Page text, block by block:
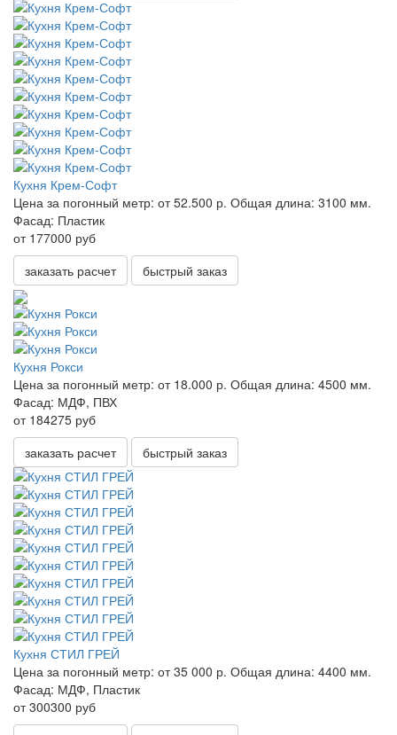
Кухня Крем-Софт
Цена за погонный метр: от 52.500 р. Общая длина: 3100 мм.
Фасад: Пластик
от 177000 руб
заказать расчет
быстрый заказ
Кухня Рокси
Цена за погонный метр: от 18.000 р. Общая длина: 4500 мм.
Фасад: МДФ, ПВХ
от 184275 руб
заказать расчет
быстрый заказ
Кухня СТИЛ ГРЕЙ
Цена за погонный метр: от 35 000 р. Общая длина: 4400 мм.
Фасад: МДФ, Пластик
от 300300 руб